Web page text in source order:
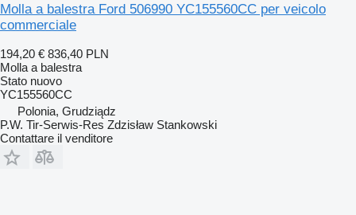
Molla a balestra Ford 506990 YC155560CC per veicolo
commerciale
194,20 € 836,40 PLN
Molla a balestra
Stato nuovo
YC155560CC
Polonia, Grudziądz
P.W. Tir-Serwis-Res Zdzisław Stankowski
Contattare il venditore